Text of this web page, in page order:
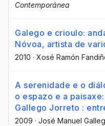
Contemporánea
Galego e crioulo:
Nóvoa, artista de
2010 · Xosé Ramón
A serenidade e o
o espazo e a
Gallego Jorreto :
2009 · José Manuel